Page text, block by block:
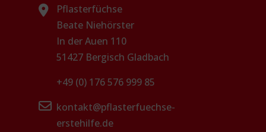
Pflasterfüchse
Beate Niehörster
In der Auen 110
51427 Bergisch Gladbach
+49 (0) 176 576 999 85
kontakt@pflasterfuechse-
erstehilfe.de